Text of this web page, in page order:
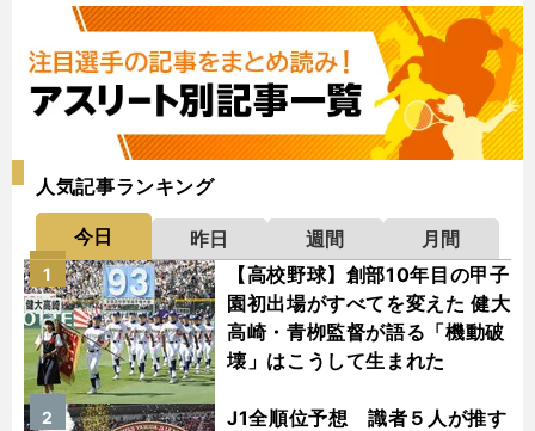
人気記事ランキング
今日 昨日 週間
月間
【高校野球】創部10年目の甲子
園初出場がすべてを変えた 健大
高崎・青栁監督が語る「機動破
壊」はこうして生まれた
1
J1全順位予想 識者５人が推す
2